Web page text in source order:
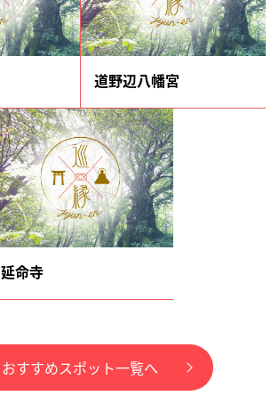
道野辺八幡宮
延命寺
おすすめスポット一覧へ